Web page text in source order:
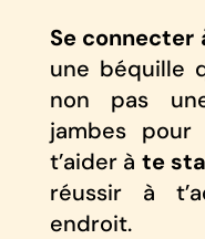
Se connecter
une béquille
non pas
jambes
t’aider à te
réussir à
endroit.